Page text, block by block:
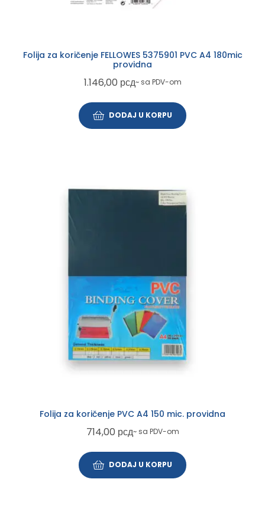
Folija za koričenje FELLOWES 5375901 PVC A4 180mic
providna
1.146,00 рсд~ sa PDV-om
DODAJ U KORPU
Folija za koričenje PVC A4 150 mic. providna
714,00 рсд~ sa PDV-om
DODAJ U KORPU